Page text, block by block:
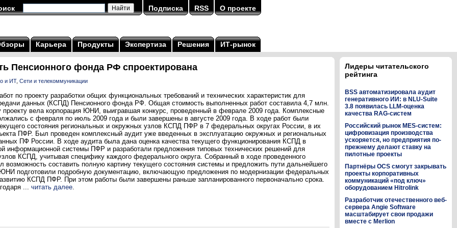
Подписка RSS О проекте
Карьера Продукты Экспертиза Решения ИТ-рынок
Пенсионного фонда РФ спроектирована
и ИТ, Сети и телекоммуникации
по проекту разработки общих функциональных требований и технических характеристик для
данных (КСПД) Пенсионного фонда РФ. Общая стоимость выполненных работ составила 4,7 млн.
вела корпорация ЮНИ, выигравшая конкурс, проведенный в феврале 2009 года. Комплексные
с февраля по июль 2009 года и были завершены в августе 2009 года. В ходе работ были
состояния региональных и окружных узлов КСПД ПФР в 7 федеральных округах России, в их
ПФР. Был проведен комплексный аудит уже введенных в эксплуатацию окружных и региональных
ПФ России. В ходе аудита была дана оценка качества текущего функционирования КСПД в
информационной системы ПФР и разработали предложения типовых технических решений для
КСПД, учитывая специфику каждого федерального округа. Собранный в ходе проведенного
возможность составить полную картину текущего состояния системы и предложить пути дальнейшего
подготовили подробную документацию, включающую предложения по модернизации федеральных
КСПД ПФР. При этом работы были завершены раньше запланированного первоначально срока.
... читать далее.
Лидеры читательского
рейтинга
BSS автоматизировала аудит
генеративного ИИ: в NLU-Suite
3.8 появилась LLM-оценка
качества RAG-систем
Российский рынок MES-систем:
цифровизация производства
ускоряется, но предприятия по-
прежнему делают ставку на
пилотные проекты
Партнёры OCS смогут закрывать
проекты корпоративных
коммуникаций «под ключ»
оборудованием Hitrolink
Разработчик отечественного веб-
сервера Angie Software
масштабирует свои продажи
вместе с Merlion